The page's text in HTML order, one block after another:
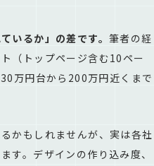
「3年総コスト」で比較
スと対応の流れ
ったが、金額がバラバラで判断
が、月額保守費が想定以上で困
いるか」の差です。 筆者の経
（トップページ含む10ペー
万円台から200万円近くまで
かもしれませんが、実は各社
す。デザインの作り込み度、